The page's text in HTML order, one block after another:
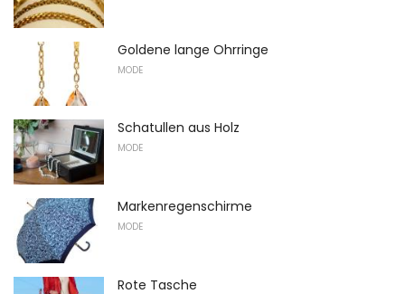
Goldene lange Ohrringe
MODE
Schatullen aus Holz
MODE
Markenregenschirme
MODE
Rote Tasche